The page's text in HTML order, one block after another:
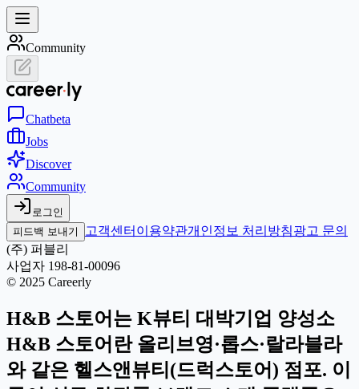
Community
Chatbeta
Jobs
Discover
Community
로그인
피드백 보내기
고객센터 이용약관개인정보 처리방침광고 문의
(주) 퍼블리
사업자 198-81-00096
© 2025 Careerly
H&B 스토어는 K뷰티 대박기업 양성소
H&B 스토어란 올리브영·롭스·랄라블라
와 같은 헬스앤뷰티(드럭스토어) 점포. 이